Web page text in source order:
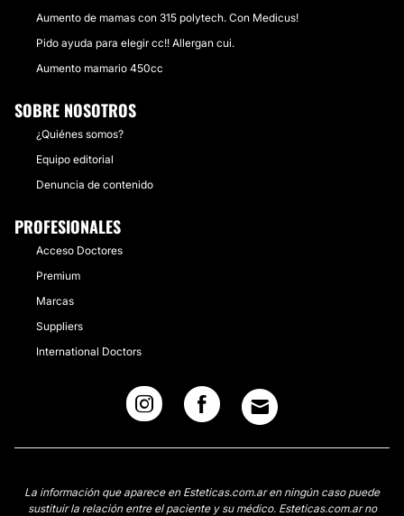
Aumento de mamas con 315 polytech. Con Medicus!
Pido ayuda para elegir cc!! Allergan cui.
Aumento mamario 450cc
SOBRE NOSOTROS
¿Quiénes somos?
Equipo editorial
Denuncia de contenido
PROFESIONALES
Acceso Doctores
Premium
Marcas
Suppliers
International Doctors
La información que aparece en Esteticas.com.ar en ningún caso puede
sustituir la relación entre el paciente y su médico. Esteticas.com.ar no